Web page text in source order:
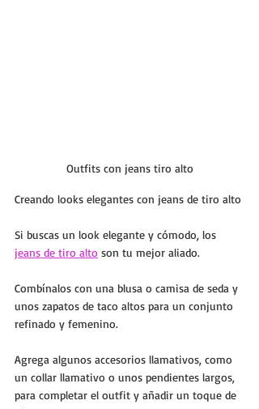
Outfits con jeans tiro alto
Creando looks elegantes con jeans de tiro alto
Si buscas un look elegante y cómodo, los
jeans de tiro alto son tu mejor aliado.
Combínalos con una blusa o camisa de seda y
unos zapatos de taco altos para un conjunto
refinado y femenino.
Agrega algunos accesorios llamativos, como
un collar llamativo o unos pendientes largos,
para completar el outfit y añadir un toque de